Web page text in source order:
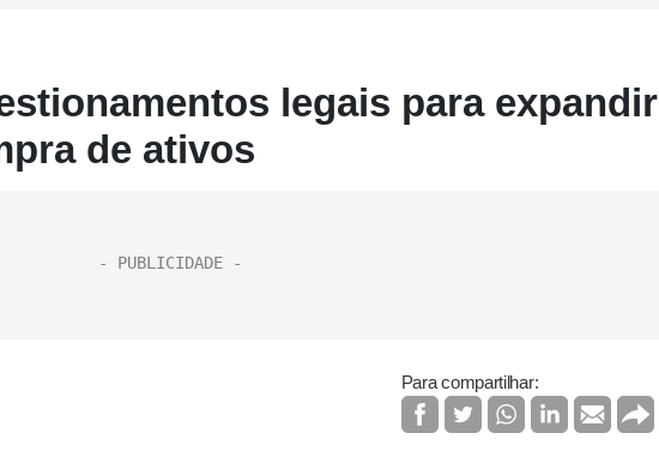
legais para expandir
de ativos
Para compartilhar: